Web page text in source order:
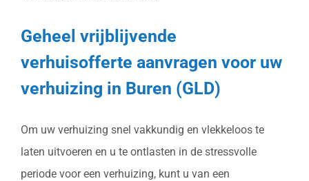
Geheel vrijblijvende
verhuisofferte aanvragen voor uw
verhuizing in Buren (GLD)
Om uw verhuizing snel vakkundig en vlekkeloos te
laten uitvoeren en u te ontlasten in de stressvolle
periode voor een verhuizing, kunt u van een